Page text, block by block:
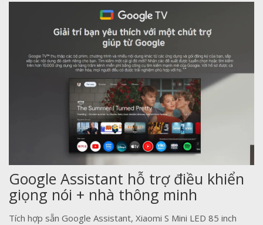
Google Assistant hỗ trợ điều khiển
giọng nói + nhà thông minh
Tích hợp sẵn Google Assistant, Xiaomi S Mini LED 85 inch